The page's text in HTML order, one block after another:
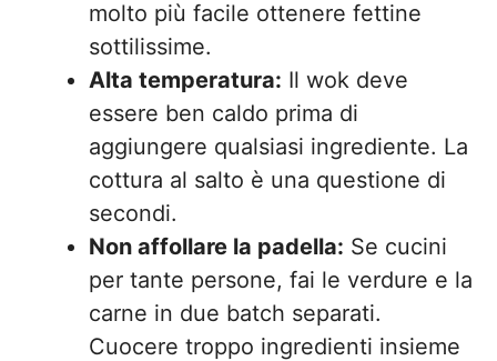
molto più facile ottenere fettine
sottilissime.
Alta temperatura: Il wok deve
essere ben caldo prima di
aggiungere qualsiasi ingrediente. La
cottura al salto è una questione di
secondi.
Non affollare la padella: Se cucini
per tante persone, fai le verdure e la
carne in due batch separati.
Cuocere troppo ingredienti insieme